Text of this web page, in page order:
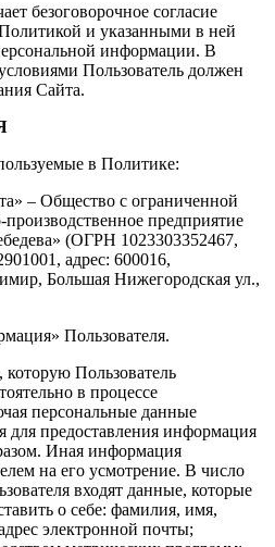
безоговорочное согласие
и указанными в ней
информации. В
Пользователь должен
Сайта.
в Политике:
– Общество с ограниченной
предприятие
(ОГРН 1023303352467,
адрес: 600016,
Большая Нижегородская ул.,
Пользователя.
Пользователь
в процессе
персональные данные
для предоставления информация
Иная информация
на его усмотрение. В число
входят данные, которые
о себе: фамилия, имя,
электронной почты;